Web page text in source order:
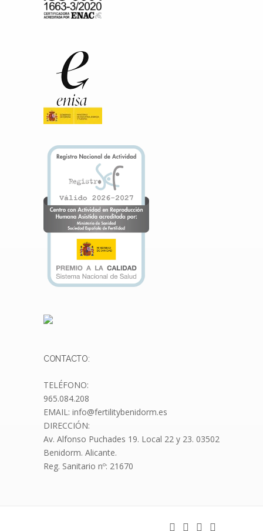
CONTACTO:
TELÉFONO:
965.084.208
EMAIL: info@fertilitybenidorm.es
DIRECCIÓN:
Av. Alfonso Puchades 19. Local 22 y 23. 03502
Benidorm. Alicante.
Reg. Sanitario nº: 21670